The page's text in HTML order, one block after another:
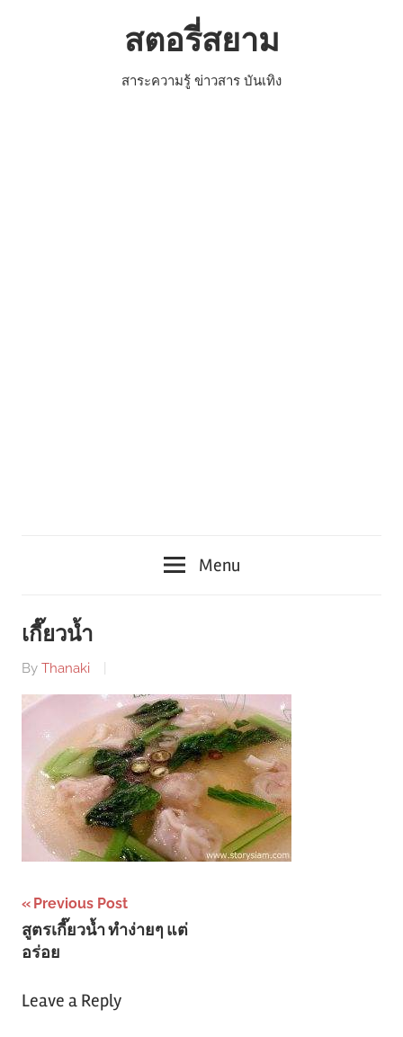
สตอรี่สยาม
สาระความรู้ ข่าวสาร บันเทิง
Menu
เกี๊ยวน้ำ
By Thanaki
Post
navigation
Previous Post
สูตรเกี๊ยวน้ำ ทำง่ายๆ แต่
อร่อย
Leave a Reply